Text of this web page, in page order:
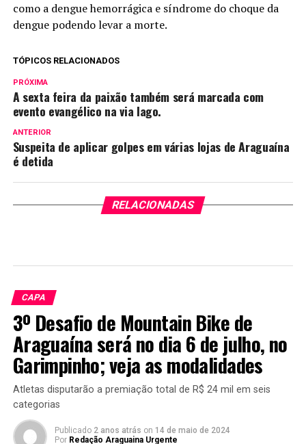
como a dengue hemorrágica e síndrome do choque da
dengue podendo levar a morte.
TÓPICOS RELACIONADOS
PRÓXIMA
A sexta feira da paixão também será marcada com
evento evangélico na via lago.
ANTERIOR
Suspeita de aplicar golpes em várias lojas de Araguaína
é detida
RELACIONADAS
CAPA
3º Desafio de Mountain Bike de
Araguaína será no dia 6 de julho, no
Garimpinho; veja as modalidades
Atletas disputarão a premiação total de R$ 24 mil em seis
categorias
Publicado 2 anos atrás on 14 de maio de 2024
Por Redação Araguaina Urgente